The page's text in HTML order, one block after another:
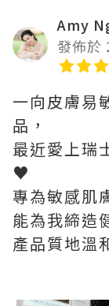
Amy
發佈於
一向皮膚易
品，
最近愛上瑞
♥
專為敏感肌
能為我締造
產品質地溫